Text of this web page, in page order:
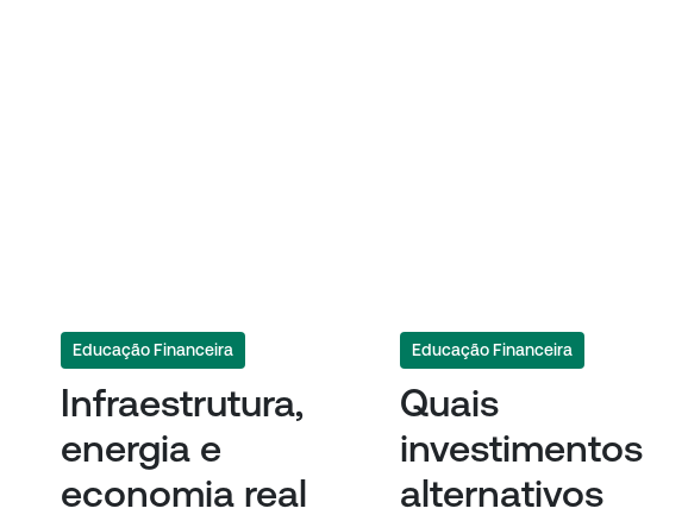
Educação Financeira
Infraestrutura,
energia e
economia real
Educação Financeira
Quais
investimentos
alternativos